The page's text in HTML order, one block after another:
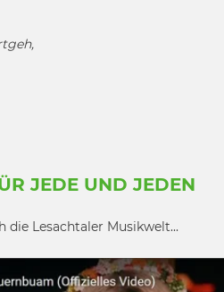
JEDE UND JEDEN
Lesachtaler Musikwelt...